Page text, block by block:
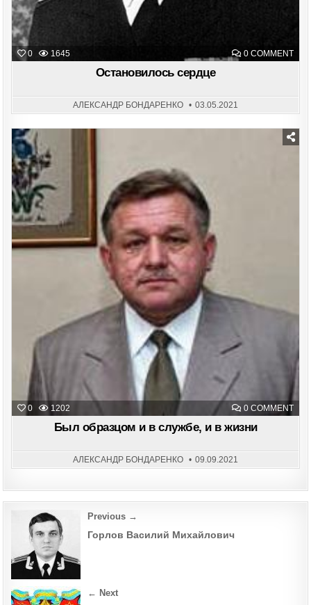
0 1645 0 COMMENTON
Остановилось сердце
АЛЕКСАНДР БОНДАРЕНКО 03.05.2021
0 1202 0 COMMENTON
БЫЛ
in
Был образцом и в службе, и в жизни
АЛЕКСАНДР БОНДАРЕНКО 09.09.2021
Post
navigation
Previous →
Горлов Василий Михайлович
← Next